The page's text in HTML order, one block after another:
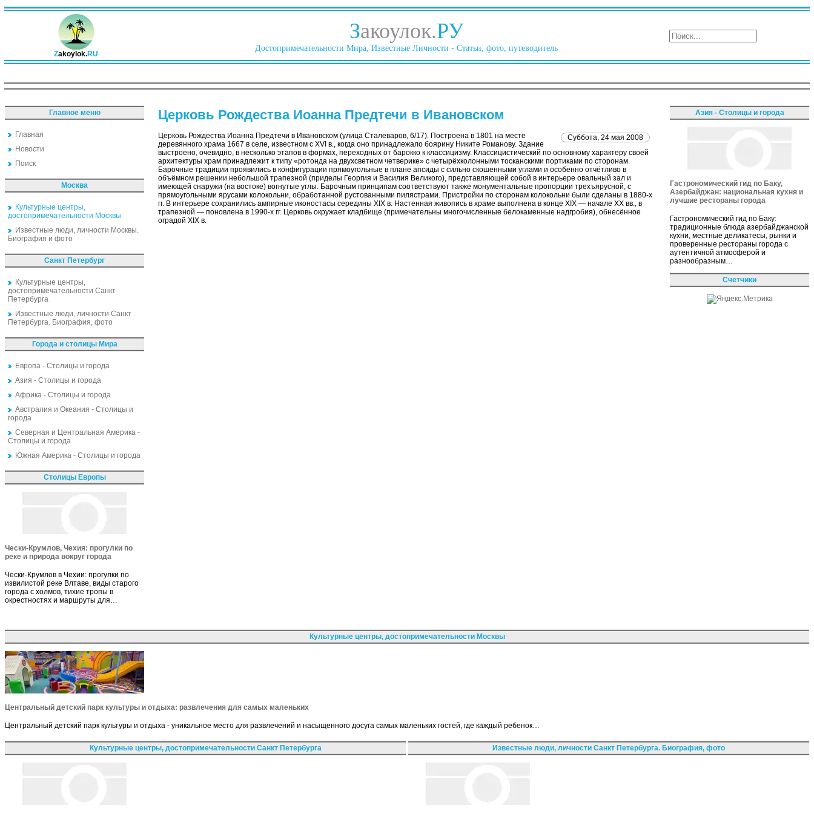
Zakoylok.RU
Закоулок.РУ
Достопримечательности Мира, Известные Личности - Статьи, фото, путеводитель
Главное меню
Главная
Новости
Поиск
Москва
Культурные центры,
достопримечательности Москвы
Известные люди, личности Москвы.
Биография и фото
Санкт Петербург
Культурные центры,
достопримечательности Санкт
Петербурга
Известные люди, личности Санкт
Петербурга. Биография, фото
Города и столицы Мира
Европа - Столицы и города
Азия - Столицы и города
Африка - Столицы и города
Австралия и Океания - Столицы и
города
Северная и Центральная Америка -
Столицы и города
Южная Америка - Столицы и города
Столицы Европы
Чески-Крумлов, Чехия: прогулки по
реке и природа вокруг города
Чески-Крумлов в Чехии: прогулки по
извилистой реке Влтаве, виды старого
города с холмов, тихие тропы в
окрестностях и маршруты для…
Церковь Рождества Иоанна Предтечи в Ивановском
Суббота, 24 мая 2008
Церковь Рождества Иоанна Предтечи в Ивановском (улица Сталеваров, 6/17). Построена в 1801 на месте
деревянного храма 1667 в селе, известном с XVI в., когда оно принадлежало боярину Никите Романову. Здание
выстроено, очевидно, в несколько этапов в формах, переходных от барокко к классицизму. Классицистический по основному характеру своей
архитектуры храм принадлежит к типу «ротонда на двухсветном четверике» с четырёхколонными тосканскими портиками по сторонам.
Барочные традиции проявились в конфигурации прямоугольные в плане апсиды с сильно скошенными углами и особенно отчётливо в
объёмном решении небольшой трапезной (приделы Георгия и Василия Великого), представляющей собой в интерьере овальный зал и
имеющей снаружи (на востоке) вогнутые углы. Барочным принципам соответствуют также монументальные пропорции трехъярусной, с
прямоугольными ярусами колокольни, обработанной рустованными пилястрами. Пристройки по сторонам колокольни были сделаны в 1880-х
гг. В интерьере сохранились ампирные иконостасы середины XIX в. Настенная живопись в храме выполнена в конце XIX — начале XX вв., в
трапезной — поновлена в 1990-х гг. Церковь окружает кладбище (примечательны многочисленные белокаменные надгробия), обнесённое
оградой XIX в.
Азия - Столицы и города
Гастрономический гид по Баку,
Азербайджан: национальная кухня и
лучшие рестораны города
Гастрономический гид по Баку:
традиционные блюда азербайджанской
кухни, местные деликатесы, рынки и
проверенные рестораны города с
аутентичной атмосферой и
разнообразным…
Счетчики
Культурные центры, достопримечательности Москвы
Центральный детский парк культуры и отдыха: развлечения для самых маленьких
Центральный детский парк культуры и отдыха - уникальное место для развлечений и насыщенного досуга самых маленьких гостей, где каждый ребенок…
Культурные центры, достопримечательности Санкт Петербурга Известные люди, личности Санкт Петербурга. Биография, фото